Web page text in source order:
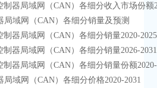
-全球控制器局域网（CAN）各细分收入市场份
器局域网（CAN）各细分销量及预测
-全球控制器局域网（CAN）各细分销量2020-2025
-全球控制器局域网（CAN）各细分销量2026-2031
-全球控制器局域网（CAN）各细分销量份额
器局域网（CAN）各细分价格2020-2031